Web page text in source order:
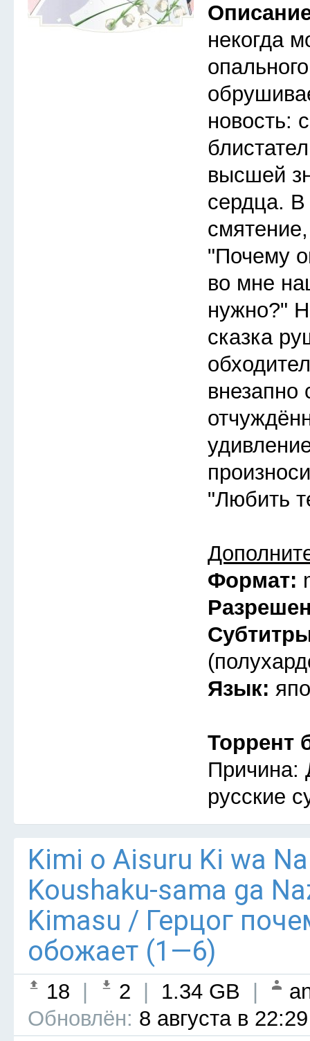
некогда
новость:
высшей
сердца.
"Почему
во мне
нужно?"
сказка
внезапно
"Любить
Формат:
Язык:
Торрент
Причина:
русские
Kimi o Aisuru Ki wa
Koushaku-sama ga
Kimasu / Герцог
обожает (1—6)
18 2 1.34 GB
Обновлён: 8 августа в 22:29